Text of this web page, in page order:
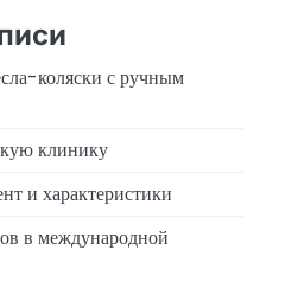
коляски с ручным
клинику
и характеристики
в международной